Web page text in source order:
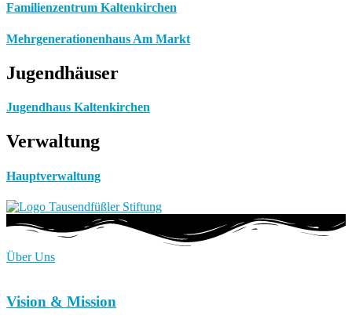
Familienzentrum Kaltenkirchen
Mehrgenerationenhaus Am Markt
Jugendhäuser
Jugendhaus Kaltenkirchen
Verwaltung
Hauptverwaltung
Über Uns
Vision & Mission